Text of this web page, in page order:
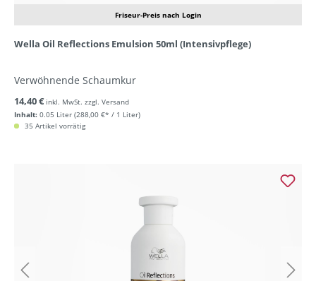
Friseur-Preis nach Login
Wella Oil Reflections Emulsion 50ml (Intensivpflege)
Verwöhnende Schaumkur
Inhalt: 0.05 Liter (288,00 €* / 1 Liter)
14,40 € inkl. MwSt. zzgl. Versand
35 Artikel vorrätig